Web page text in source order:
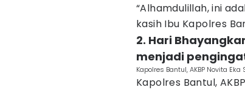
“Alhamdulillah, ini
kasih Ibu Kapolres
2. Hari
menjadi
Kapolres Bantul, AKBP Novita
Kapolres Bantul,